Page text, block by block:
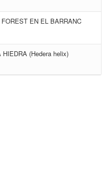
EN EL BARRANC
(Hedera helix)